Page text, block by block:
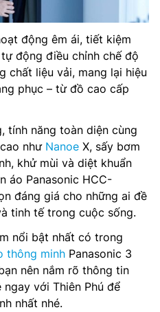
động êm ái, tiết kiệm
động điều chỉnh chế độ
chất liệu vải, mang lại hiệu
phục – từ đồ cao cấp
tính năng toàn diện cùng
như Nanoe X, sấy bơm
khử mùi và diệt khuẩn
áo Panasonic HCC-
đáng giá cho những ai đề
tinh tế trong cuộc sống.
nổi bật nhất có trong
thông minh Panasonic 3
nên nắm rõ thông tin
với Thiên Phú để
nhất nhé.